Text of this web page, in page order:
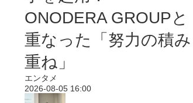
ONODERA GROUPと
重なった「努力の積み
重ね」
エンタメ
2026-08-05 16:00